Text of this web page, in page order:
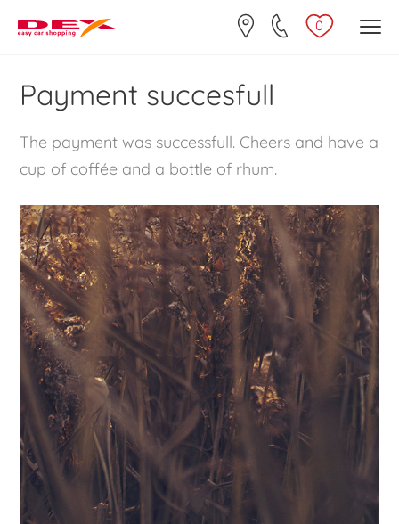
0
Payment succesfull
The payment was successfull. Cheers and have a
cup of coffée and a bottle of rhum.